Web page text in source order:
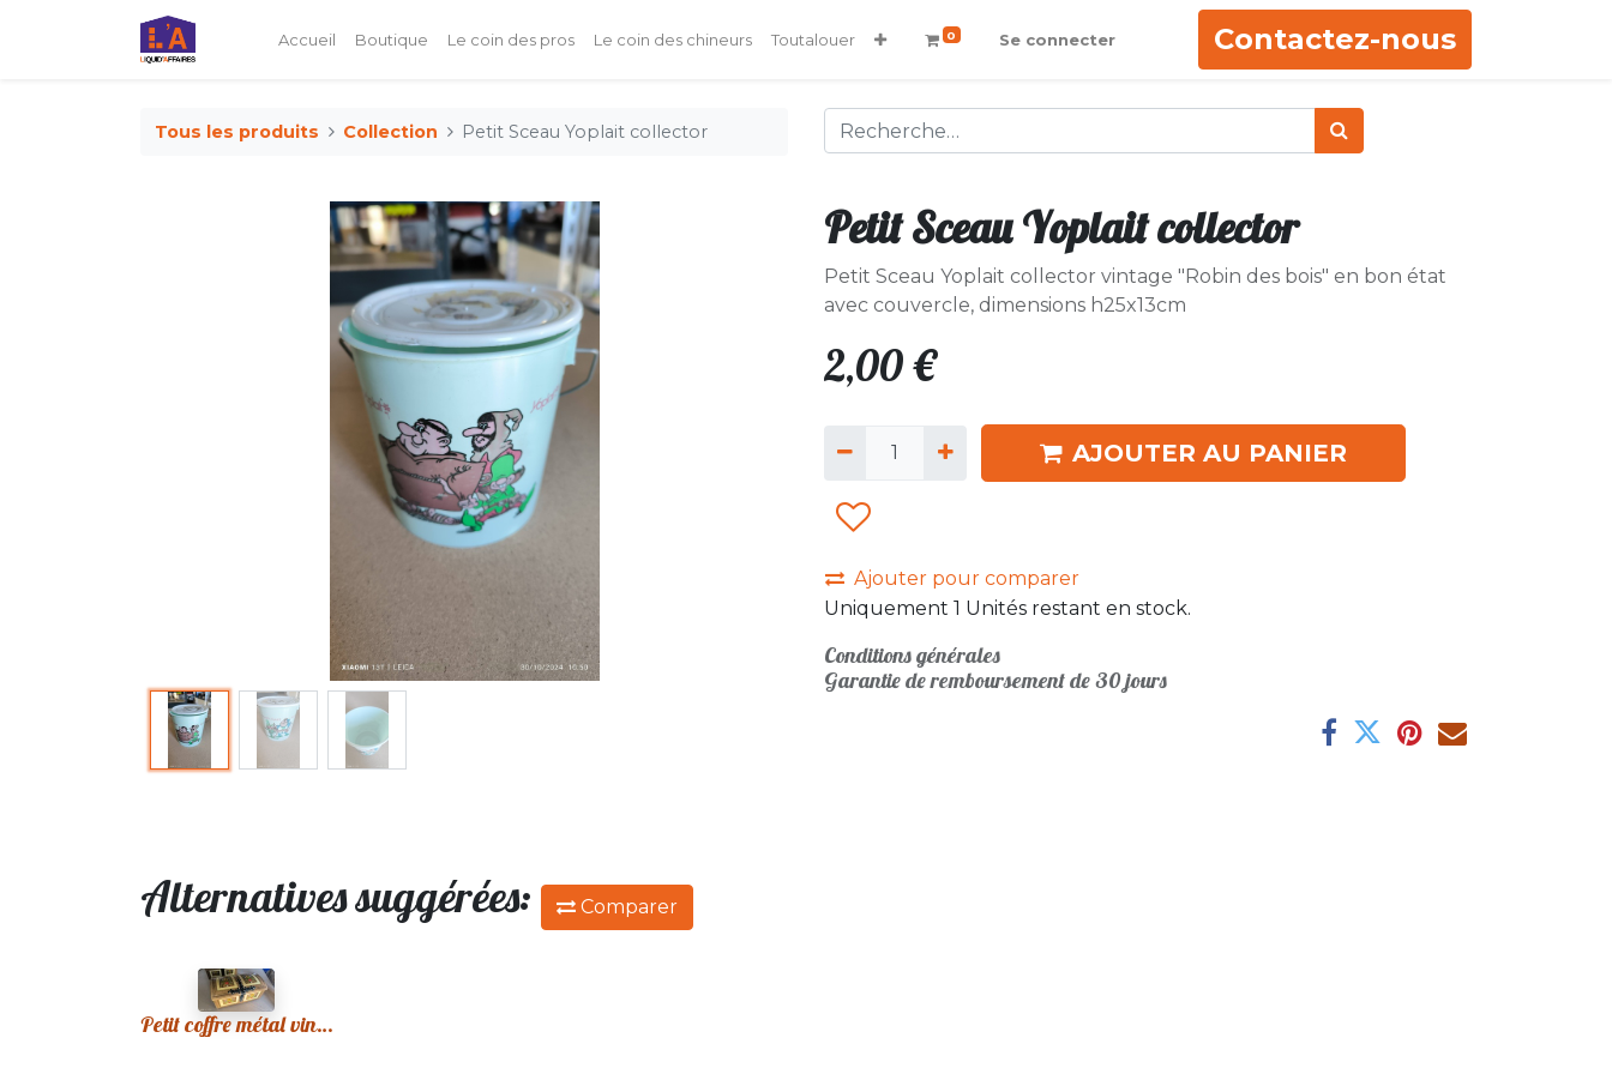
Accueil Boutique Le coin des pros Le coin des chineurs Toutalouer 0 Se connecter Contactez-nous
Tous les produits Collection Petit Sceau Yoplait collector
Petit Sceau Yoplait collector
Petit Sceau Yoplait collector vintage "Robin des bois" en bon état
avec couvercle, dimensions h25x13cm
2,00€
AJOUTER AU PANIER
Ajouter pour comparer
Uniquement 1 Unités restant en stock.
Conditions générales
Garantie de remboursement de 30 jours
Alternatives suggérées: Comparer
Petit coffre métal vintage